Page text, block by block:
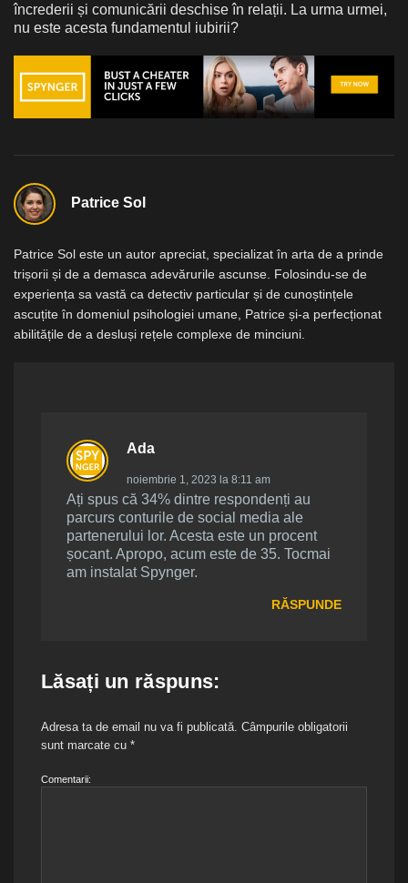
încrederii și comunicării deschise în relații. La urma urmei,
nu este acesta fundamentul iubirii?
Patrice Sol
Patrice Sol este un autor apreciat, specializat în arta de a prinde
trișorii și de a demasca adevărurile ascunse. Folosindu-se de
experiența sa vastă ca detectiv particular și de cunoștințele
ascuțite în domeniul psihologiei umane, Patrice și-a perfecționat
abilitățile de a desluși rețele complexe de minciuni.
Ada
noiembrie 1, 2023 la 8:11 am
Ați spus că 34% dintre respondenți au
parcurs conturile de social media ale
partenerului lor. Acesta este un procent
șocant. Apropo, acum este de 35. Tocmai
am instalat Spynger.
RĂSPUNDE
Lăsați un răspuns:
Adresa ta de email nu va fi publicată. Câmpurile obligatorii
sunt marcate cu *
Comentarii: